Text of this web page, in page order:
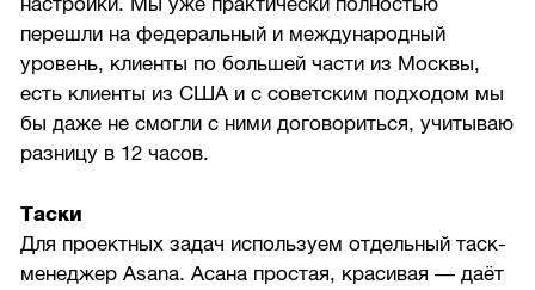
перешли на федеральный и международный
уровень, клиенты по большей части из Москвы,
есть клиенты из США и с советским подходом мы
бы даже не смогли с ними договориться, учитываю
разницу в 12 часов.
Таски
Для проектных задач используем отдельный таск-
менеджер Asana. Асана простая, красивая — даёт